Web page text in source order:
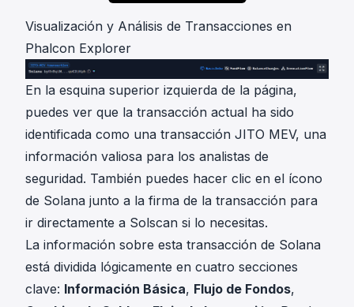
Visualización y Análisis de Transacciones en
Phalcon Explorer
En la esquina superior izquierda de la página,
puedes ver que la transacción actual ha sido
identificada como una transacción JITO MEV, una
información valiosa para los analistas de
seguridad. También puedes hacer clic en el ícono
de Solana junto a la firma de la transacción para
ir directamente a Solscan si lo necesitas.
La información sobre esta transacción de Solana
está dividida lógicamente en cuatro secciones
clave: Información Básica, Flujo de Fondos,